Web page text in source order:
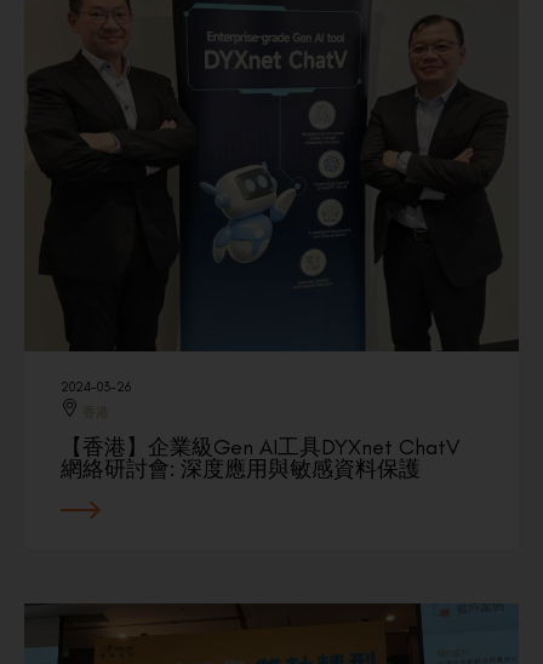
2024-03-26
香港
【香港】企業級Gen AI工具DYXnet ChatV
網絡研討會: 深度應用與敏感資料保護